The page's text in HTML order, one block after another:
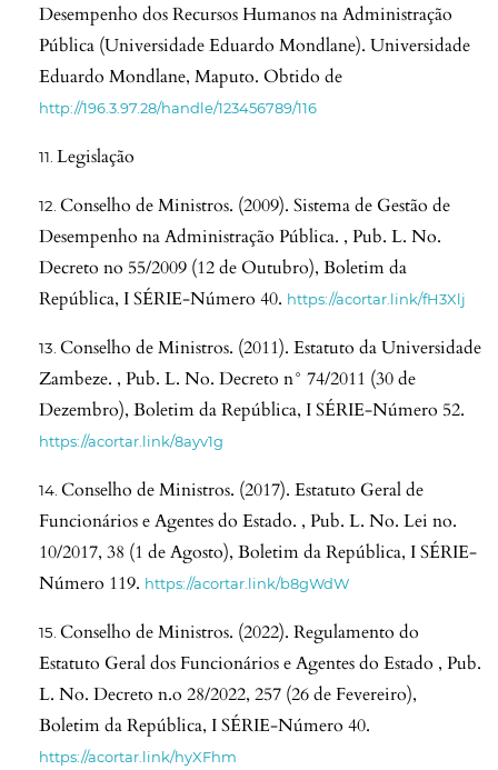
Desempenho dos Recursos Humanos na Administração
Pública (Universidade Eduardo Mondlane). Universidade
Eduardo Mondlane, Maputo. Obtido de
http://196.3.97.28/handle/123456789/116
Legislação
Conselho de Ministros. (2009). Sistema de Gestão de
Desempenho na Administração Pública. , Pub. L. No.
Decreto no 55/2009 (12 de Outubro), Boletim da
República, I SÉRIE-Número 40. https://acortar.link/fH3Xlj
Conselho de Ministros. (2011). Estatuto da Universidade
Zambeze. , Pub. L. No. Decreto n° 74/2011 (30 de
Dezembro), Boletim da República, I SÉRIE-Número 52.
https://acortar.link/8ayv1g
Conselho de Ministros. (2017). Estatuto Geral de
Funcionários e Agentes do Estado. , Pub. L. No. Lei no.
10/2017, 38 (1 de Agosto), Boletim da República, I SÉRIE-
Número 119. https://acortar.link/b8gWdW
Conselho de Ministros. (2022). Regulamento do
Estatuto Geral dos Funcionários e Agentes do Estado , Pub.
L. No. Decreto n.o 28/2022, 257 (26 de Fevereiro),
Boletim da República, I SÉRIE-Número 40.
https://acortar.link/hyXFhm